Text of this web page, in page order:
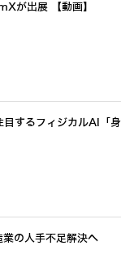
が出展 【動画】
するフィジカルAI「
の人手不足解決へ